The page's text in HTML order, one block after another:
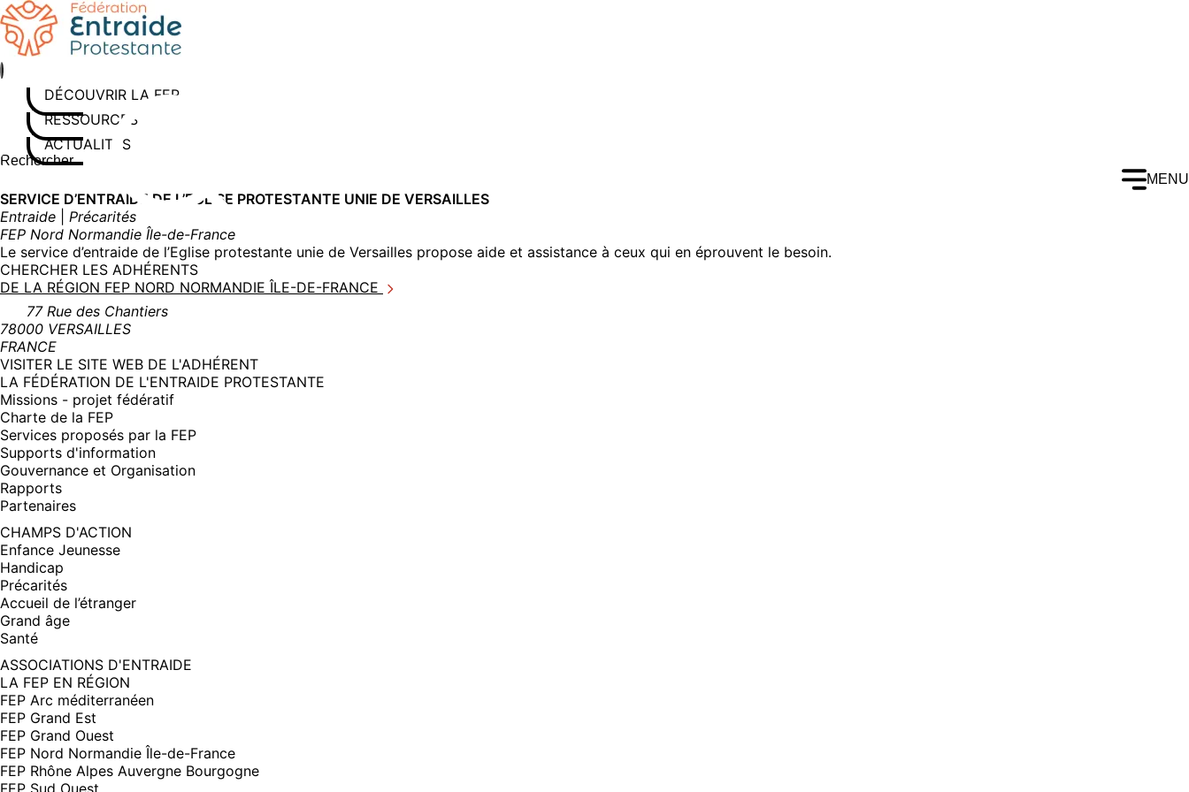
Aller
au
contenu
DÉCOUVRIR LA FEP
RESSOURCES
ACTUALITÉS
Rechercher sur le site
Saisissez au moins 3 caractères pour lancer la recherche
MENU
SERVICE D’ENTRAIDE DE L’EGLISE PROTESTANTE UNIE DE VERSAILLES
Entraide
Précarités
FEP Nord Normandie Île-de-France
Le service d’entraide de l’Eglise protestante unie de Versailles propose aide et assistance à ceux qui en éprouvent le besoin.
CHERCHER LES ADHÉRENTS
DE LA RÉGION FEP NORD NORMANDIE ÎLE-DE-FRANCE
77 Rue des Chantiers
78000 VERSAILLES
FRANCE
VISITER LE SITE WEB DE L'ADHÉRENT(NOUVELLE
FENÊTRE)
LA FÉDÉRATION DE L'ENTRAIDE PROTESTANTE
Missions - projet fédératif
Charte de la FEP
Services proposés par la FEP
Supports d'information
Gouvernance et Organisation
Rapports
Partenaires
CHAMPS D'ACTION
Enfance Jeunesse
Handicap
Précarités
Accueil de l’étranger
Grand âge
Santé
ASSOCIATIONS D'ENTRAIDE
LA FEP EN RÉGION
FEP Arc méditerranéen
FEP Grand Est
FEP Grand Ouest
FEP Nord Normandie Île-de-France
FEP Rhône Alpes Auvergne Bourgogne
FEP Sud Ouest